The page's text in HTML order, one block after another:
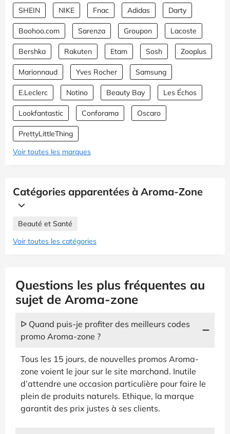
SHEIN NIKE Fnac Adidas Darty
Boohoo.com Sarenza Groupon Lacoste
Bershka Rakuten Etam Sosh Zooplus
Marionnaud Yves Rocher Samsung
E.Leclerc Notino Beauty Bay Les Échos
Lookfantastic Conforama Oscaro
PrettyLittleThing
Voir toutes les marques
Catégories apparentées à Aroma-Zone
Beauté et Santé
Voir toutes les catégories
Questions les plus fréquentes au
sujet de Aroma-zone
ᐅ Quand puis-je profiter des meilleurs codes
promo Aroma-zone ?
Tous les 15 jours, de nouvelles promos Aroma-
zone voient le jour sur le site marchand. Inutile
d’attendre une occasion particulière pour faire le
plein de produits naturels. Ethique, la marque
garantit des prix justes à ses clients.